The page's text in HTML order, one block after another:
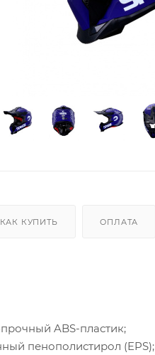
КАК КУПИТЬ ОПЛАТА
ABS-пластик;
пенополистирол (EPS);